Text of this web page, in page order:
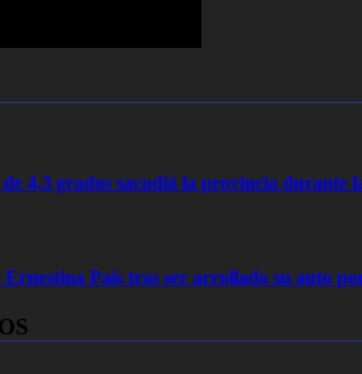
4,3 grados sacudió la provincia durante
Ernestina Pais tras ser arrollado su auto